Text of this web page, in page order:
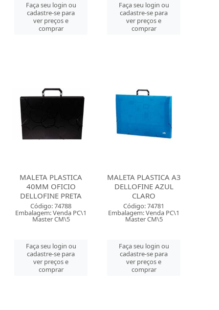
Faça seu login ou
cadastre-se para
ver preços e
comprar
Faça seu login ou
cadastre-se para
ver preços e
comprar
MALETA PLASTICA
40MM OFICIO
DELLOFINE PRETA
Código: 74788
Embalagem: Venda PC\1
Master CM\5
Faça seu login ou
cadastre-se para
ver preços e
comprar
MALETA PLASTICA A3
DELLOFINE AZUL
CLARO
Código: 74781
Embalagem: Venda PC\1
Master CM\5
Faça seu login ou
cadastre-se para
ver preços e
comprar